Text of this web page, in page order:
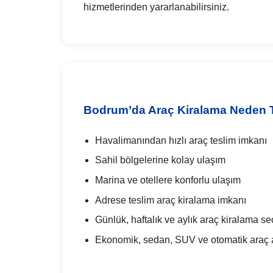
hizmetlerinden yararlanabilirsiniz.
Bodrum’da Araç Kiralama Neden
Havalimanından hızlı araç teslim imkanı
Sahil bölgelerine kolay ulaşım
Marina ve otellere konforlu ulaşım
Adrese teslim araç kiralama imkanı
Günlük, haftalık ve aylık araç kiralama
Ekonomik, sedan, SUV ve otomatik araç